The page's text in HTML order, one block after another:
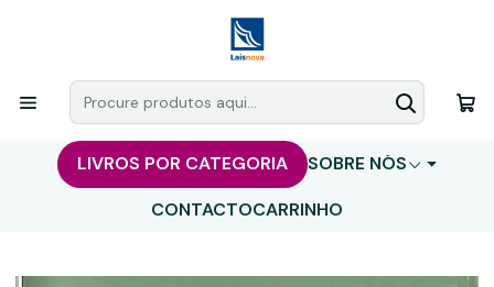
LIVROS POR CATEGORIA
SOBRE NÓS
CONTACTOCARRINHO